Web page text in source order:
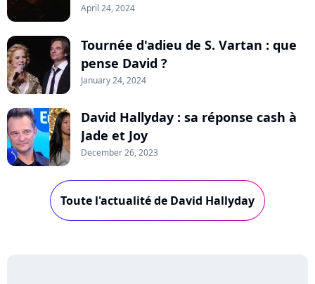
April 24, 2024
Tournée d'adieu de S. Vartan : que
pense David ?
January 24, 2024
David Hallyday : sa réponse cash à
Jade et Joy
December 26, 2023
Toute l'actualité de David Hallyday